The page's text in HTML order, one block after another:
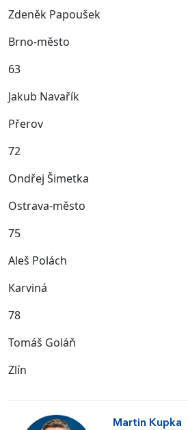
Zdeněk Papoušek
Brno‑město
63
Jakub Navařík
Přerov
72
Ondřej Šimetka
Ostrava-město
75
Aleš Polách
Karviná
78
Tomáš Goláň
Zlín
Martin Kupka